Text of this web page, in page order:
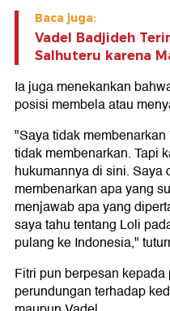
Baca juga:
Vadel Badjideh
Salhuteru karena
Ia juga menekankan
posisi membela atau
"Saya tidak
tidak membenarkan. Tapi
hukumannya di sini. Saya
membenarkan apa yang
menjawab apa yang
saya tahu tentang Loli
pulang ke Indonesia,"
Fitri pun berpesan
perundungan terhadap